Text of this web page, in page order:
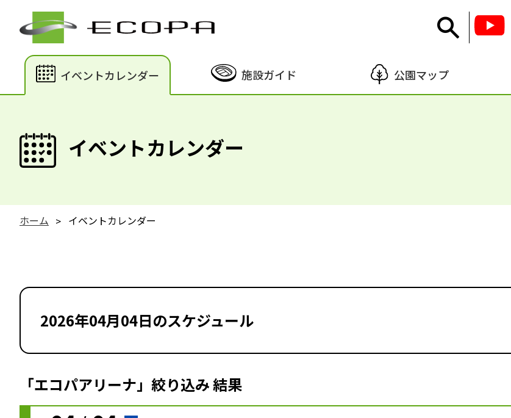
イベントカレンダー 施設ガイド 公園マップ
イベントカレンダー
ホーム イベントカレンダー
2026年04月04日のスケジュール
「エコパアリーナ」絞り込み 結果